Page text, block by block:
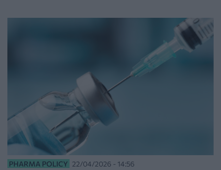
PHARMA POLICY 22/04/2026 - 14:56